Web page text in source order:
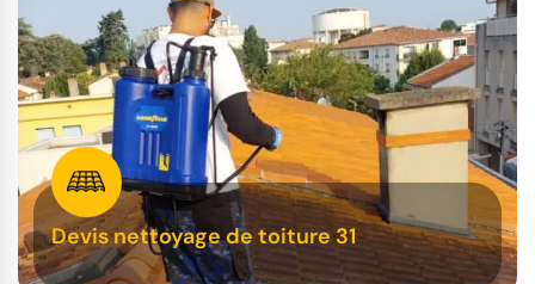
Devis nettoyage de toiture 31